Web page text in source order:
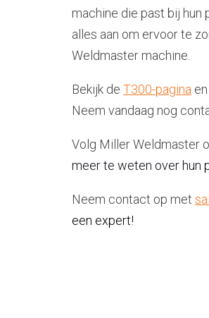
machine die past bij
alles aan om ervoor te
Weldmaster machine.
Bekijk de T300-pagina
Neem vandaag nog
Volg Miller Weldmaster
meer te weten over hun
Neem contact op met
een expert!